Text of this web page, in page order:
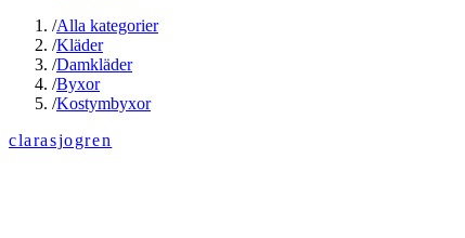
/Alla kategorier
/Kläder
/Damkläder
/Byxor
/Kostymbyxor
clarasjogren